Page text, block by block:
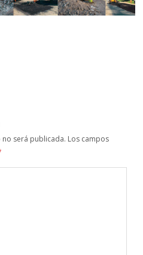
será publicada. Los campos